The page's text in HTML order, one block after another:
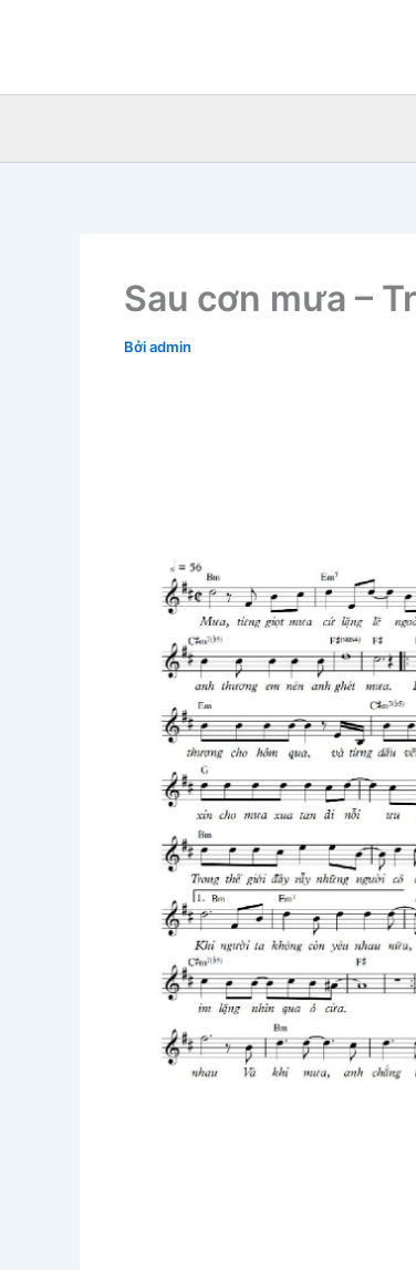
dung
Sau cơn mưa –
Bởiadmin